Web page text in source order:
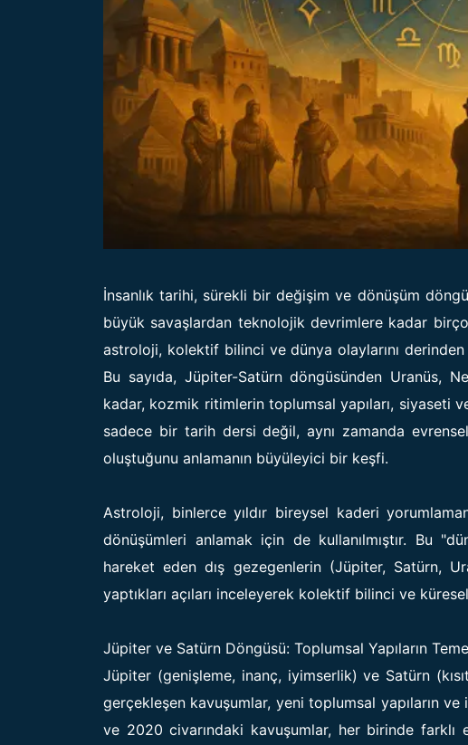
İnsanlık tarihi, sürekli bir değişim ve dönüşüm
büyük savaşlardan teknolojik devrimlere kadar
astroloji, kolektif bilinci ve dünya olaylarını derinden
Bu sayıda, Jüpiter-Satürn döngüsünden Uranüs,
kadar, kozmik ritimlerin toplumsal yapıları, siyaseti
sadece bir tarih dersi değil, aynı zamanda
oluştuğunu anlamanın büyüleyici bir keşfi.
Astroloji, binlerce yıldır bireysel kaderi
dönüşümleri anlamak için de kullanılmıştır. Bu
hareket eden dış gezegenlerin (Jüpiter, Satürn,
yaptıkları açıları inceleyerek kolektif bilinci ve
Jüpiter ve Satürn Döngüsü: Toplumsal Yapıların
Jüpiter (genişleme, inanç, iyimserlik) ve Satürn
gerçekleşen kavuşumlar, yeni toplumsal yapıların
ve 2020 civarındaki kavuşumlar, her birinde farklı